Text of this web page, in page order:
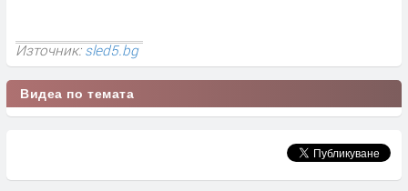
Източник:sled5.bg
Видеа по темата